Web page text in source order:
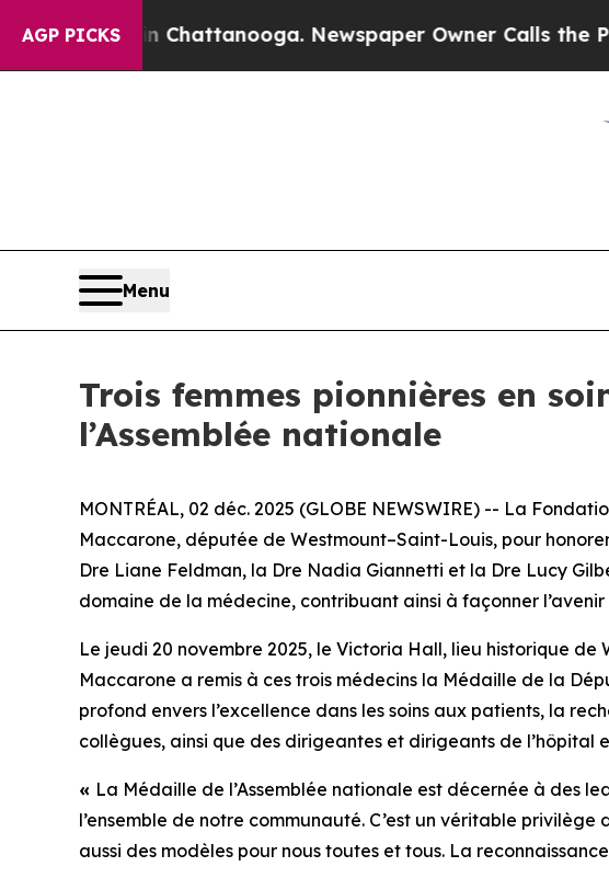
AGP PICKS
in Chattanooga. Newspaper Owner Calls the People
Menu
Trois femmes pionnières en
l’Assemblée nationale
MONTRÉAL, 02 déc. 2025 (GLOBE NEWSWIRE) -- La
Maccarone, députée de Westmount–Saint-Louis, pour
Dre Liane Feldman, la Dre Nadia Giannetti et la Dre Lucy
domaine de la médecine, contribuant ainsi à façonner
Le jeudi 20 novembre 2025, le Victoria Hall, lieu historique
Maccarone a remis à ces trois médecins la Médaille de la
profond envers l’excellence dans les soins aux patients, la
collègues, ainsi que des dirigeantes et dirigeants de
« La Médaille de l’Assemblée nationale est décernée à des
l’ensemble de notre communauté. C’est un véritable
aussi des modèles pour nous toutes et tous. La